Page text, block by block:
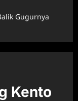
Gugurnya
Kento